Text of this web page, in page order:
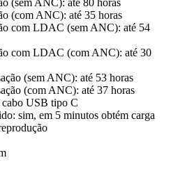
(sem ANC): até 80 horas
(com ANC): até 35 horas
com LDAC (sem ANC): até 54
com LDAC (com ANC): até 30
(sem ANC): até 53 horas
(com ANC): até 37 horas
cabo USB tipo C
sim, em 5 minutos obtém carga